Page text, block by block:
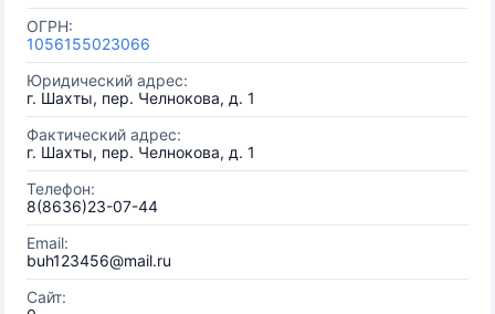
ОГРН:
1056155023066
Юридический адрес:
г. Шахты, пер. Челнокова, д. 1
Фактический адрес:
г. Шахты, пер. Челнокова, д. 1
Телефон:
8(8636)23-07-44
Email:
buh123456@mail.ru
Сайт: